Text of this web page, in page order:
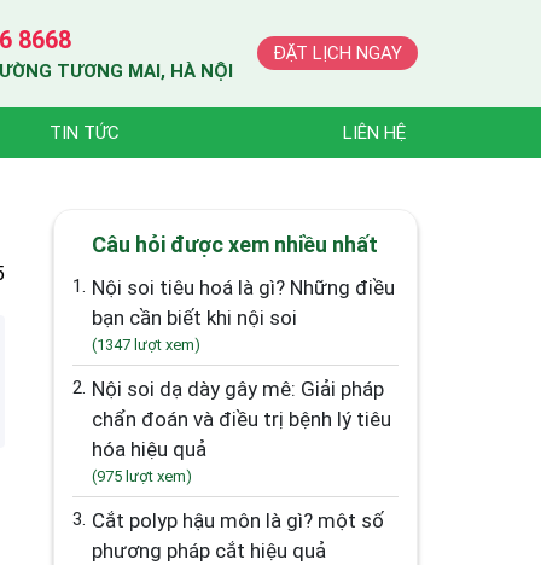
8668
TƯƠNG MAI, HÀ NỘI
ĐẶT LỊCH NGAY
TIN TỨC LIÊN HỆ
Câu hỏi được xem nhiều nhất
1. Nội soi tiêu hoá là gì? Những điều
bạn cần biết khi nội soi
(1347 lượt xem)
2. Nội soi dạ dày gây mê: Giải pháp
chẩn đoán và điều trị bệnh lý tiêu
hóa hiệu quả
(975 lượt xem)
3. Cắt polyp hậu môn là gì? một số
phương pháp cắt hiệu quả